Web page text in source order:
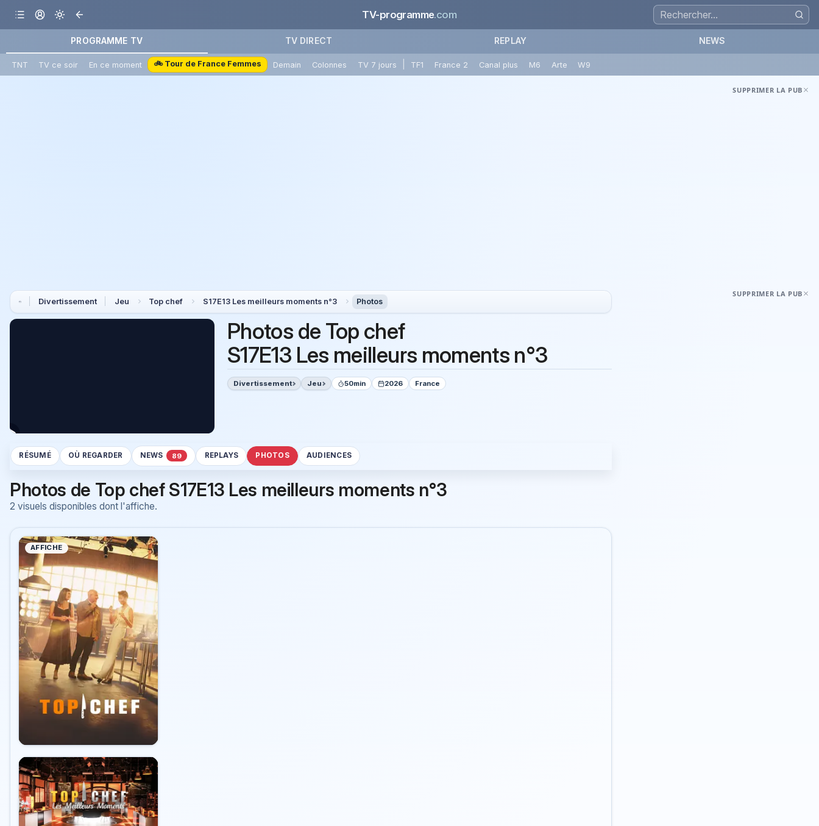
TV-programme.com
PROGRAMME TV TV DIRECT REPLAY NEWS
TNT TV ce soir En ce moment 🚲 Tour de France Femmes Demain Colonnes TV 7 jours TF1 France 2 Canal plus M6 Arte W9
SUPPRIMER LA PUB
Divertissement Jeu Top chef S17E13 Les meilleurs moments n°3 Photos
Photos de Top chef
S17E13 Les meilleurs moments n°3
Divertissement Jeu 50min 2026 France
RÉSUMÉ OÙ REGARDER NEWS 89 REPLAYS PHOTOS AUDIENCES
Photos de Top chef S17E13 Les meilleurs moments n°3
2 visuels disponibles dont l'affiche.
AFFICHE
SUPPRIMER LA PUB